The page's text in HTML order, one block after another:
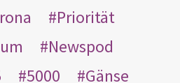
Priorität
Newspod
5000 Gänse